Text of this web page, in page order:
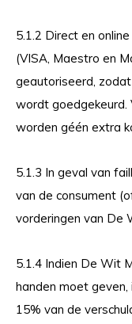
5.1.2 Direct en
(VISA, Maestro en
geautoriseerd,
wordt goedgekeurd.
worden géén extra
5.1.3 In geval van
van de consument
vorderingen van De
5.1.4 Indien De Wit
handen moet
15% van de